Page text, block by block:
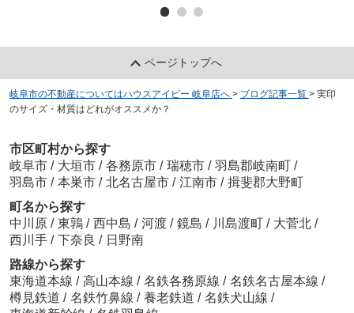
ページトップへ
岐阜市の不動産についてはハウスアイビー 岐阜店へ > ブログ記事一覧 > 実印
のサイズ・材質はどれがオススメか？
市区町村から探す
岐阜市 / 大垣市 / 各務原市 / 瑞穂市 / 羽島郡岐南町 /
羽島市 / 本巣市 / 北名古屋市 / 江南市 / 揖斐郡大野町
町名から探す
中川原 / 東鶉 / 西中島 / 河渡 / 鏡島 / 川島渡町 / 大菅北 /
西川手 / 下奈良 / 日野南
路線から探す
東海道本線 / 高山本線 / 名鉄各務原線 / 名鉄名古屋本線 /
樽見鉄道 / 名鉄竹鼻線 / 養老鉄道 / 名鉄犬山線 /